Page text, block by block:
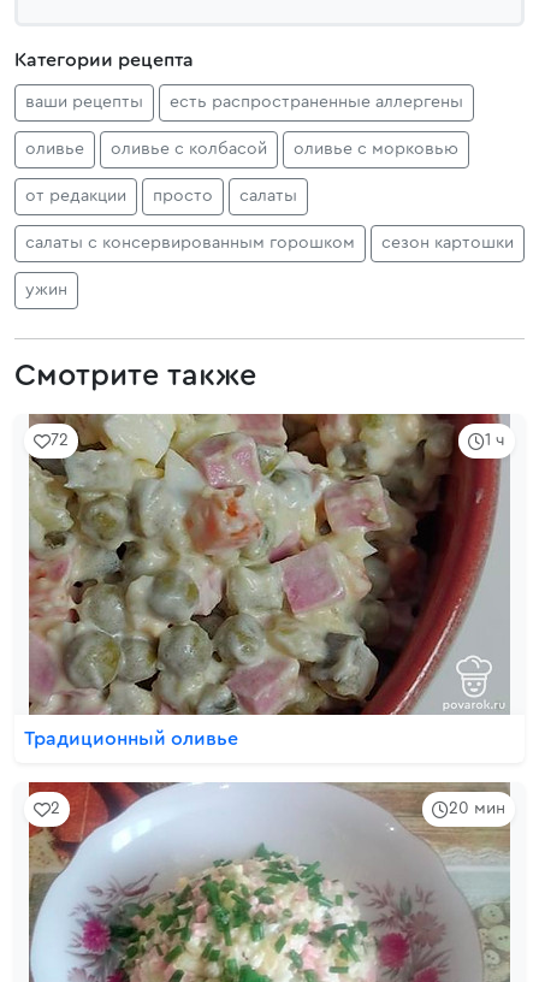
Категории рецепта
ваши рецепты есть распространенные аллергены
оливье оливье с колбасой оливье с морковью
от редакции просто салаты
салаты с консервированным горошком сезон картошки
ужин
Смотрите также
1 ч
72
Традиционный оливье
20 мин
2